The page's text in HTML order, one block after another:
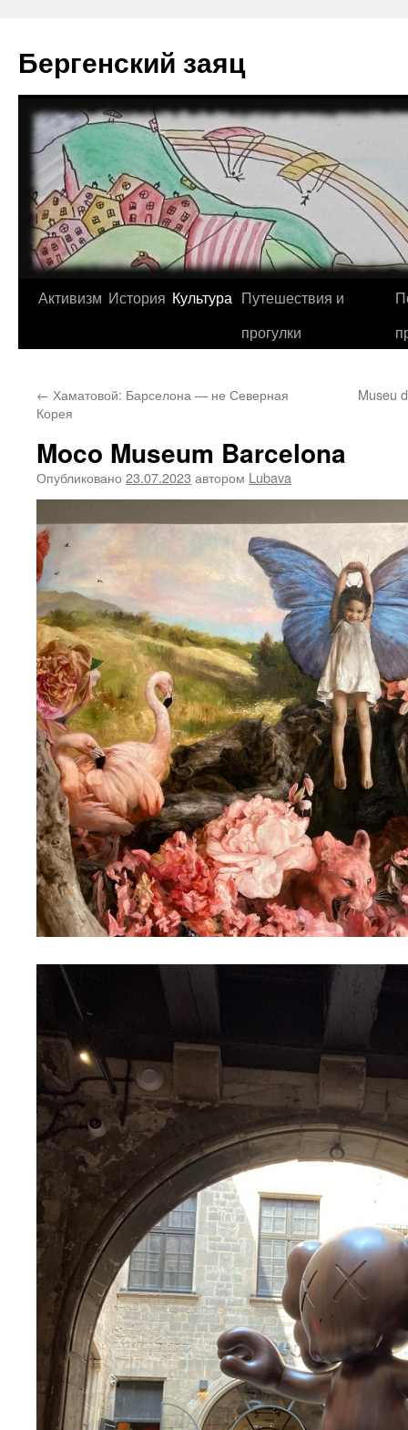
содержимому
Бергенский заяц
Активизм История Культура Путешествия и
прогулки
← Хаматовой: Барселона — не Северная
Корея
Museu
Moco Museum Barcelona
Опубликовано 23.07.2023 автором Lubava